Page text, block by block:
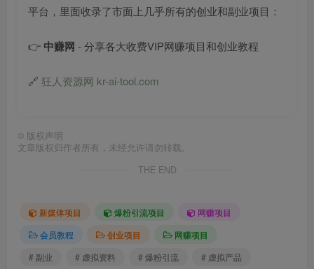
平台，里面收录了市面上几乎所有的创业和副业项目：
👉 中赚网 - 分享各大收费VIP网赚项目和创业教程
🔗 狂人资源网 kr-ai-tool.com
© 版权声明
文章版权归作者所有，未经允许请勿转载。
THE END
新媒体项目 爆粉引流项目
网赚项目
会员教程
创业项目
网赚项目
# 副业
# 虚拟资料 # 爆粉引流 # 虚拟产品